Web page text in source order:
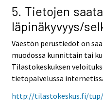
5. Tietojen
läpinäkyvyys/
Väestön perustiedot on
muodossa kunnittain tai
Tilastokeskuksen
tietopalvelussa
http://tilastokeskus.fi/